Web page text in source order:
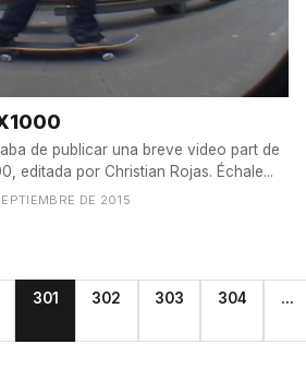
de publicar una breve video part de
editada por Christian Rojas. Échale...
DE 2015
301 302 303 304 ...